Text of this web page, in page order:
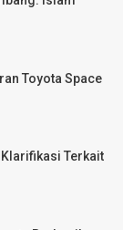
Toyota Space
Terkait